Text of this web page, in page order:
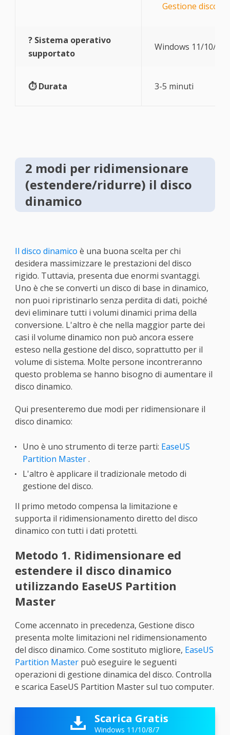
Gestione disco
? Sistema operativo
supportato
Windows 11/10/
⏱ Durata 3-5 minuti
2 modi per ridimensionare
(estendere/ridurre) il disco
dinamico
Il disco dinamico è una buona scelta per chi
desidera massimizzare le prestazioni del disco
rigido. Tuttavia, presenta due enormi svantaggi.
Uno è che se converti un disco di base in dinamico,
non puoi ripristinarlo senza perdita di dati, poiché
devi eliminare tutti i volumi dinamici prima della
conversione. L'altro è che nella maggior parte dei
casi il volume dinamico non può ancora essere
esteso nella gestione del disco, soprattutto per il
volume di sistema. Molte persone incontreranno
questo problema se hanno bisogno di aumentare il
disco dinamico.
Qui presenteremo due modi per ridimensionare il
disco dinamico:
Uno è uno strumento di terze parti: EaseUS
Partition Master.
L'altro è applicare il tradizionale metodo di
gestione del disco.
Il primo metodo compensa la limitazione e
supporta il ridimensionamento diretto del disco
dinamico con tutti i dati protetti.
Metodo 1. Ridimensionare ed
estendere il disco dinamico
utilizzando EaseUS Partition
Master
Come accennato in precedenza, Gestione disco
presenta molte limitazioni nel ridimensionamento
del disco dinamico. Come sostituto migliore, EaseUS
Partition Masterpuò eseguire le seguenti
operazioni di gestione dinamica del disco. Controlla
e scarica EaseUS Partition Master sul tuo computer.
 Scarica Gratis
Windows 11/10/8/7